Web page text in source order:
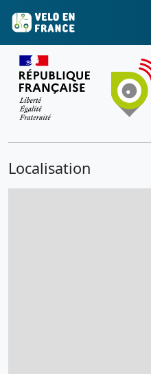
Localisation